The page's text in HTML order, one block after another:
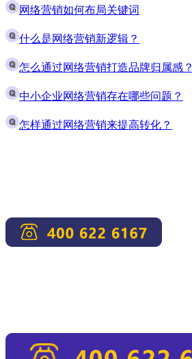
网络营销如何布局关键词
什么是网络营销新逻辑？
怎么通过网络营销打造品牌归属感？
中小企业网络营销存在哪些问题？
怎样通过网络营销来提高转化？